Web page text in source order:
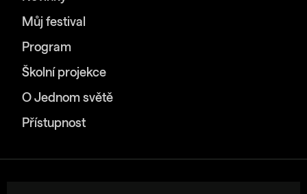
Můj festival
Program
Školní projekce
O Jednom světě
Přístupnost